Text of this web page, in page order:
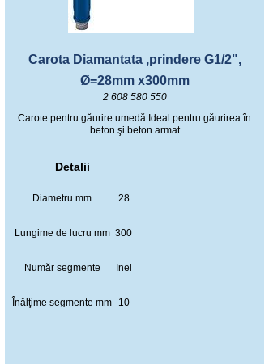
Carota Diamantata ,prindere G1/2",
Ø=28mm x300mm
2 608 580 550
Carote pentru găurire umedă Ideal pentru găurirea în
beton şi beton armat
Detalii
Diametru mm 28
Lungime de lucru mm 300
Număr segmente Inel
Înălţime segmente mm 10